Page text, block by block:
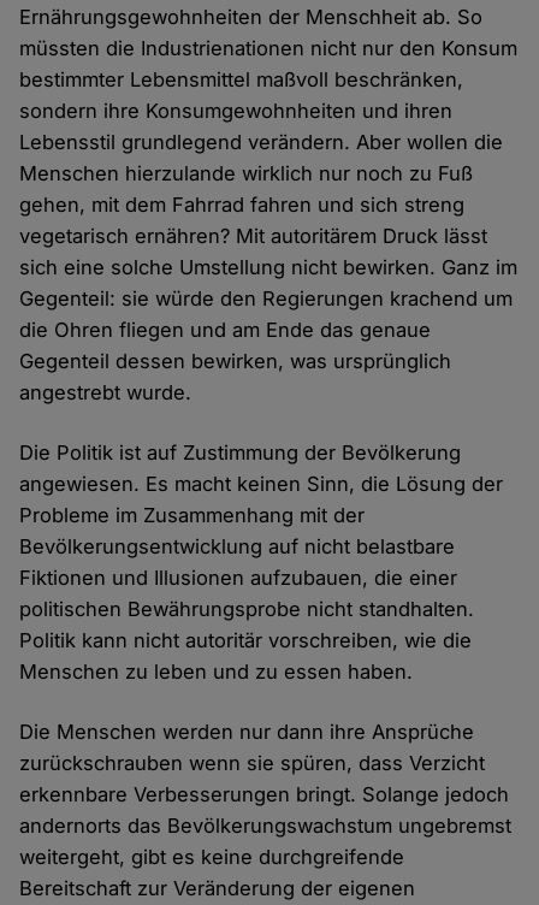
Ernährungsgewohnheiten der Menschheit ab. So
müssten die Industrienationen nicht nur den Konsum
bestimmter Lebensmittel maßvoll beschränken,
sondern ihre Konsumgewohnheiten und ihren
Lebensstil grundlegend verändern. Aber wollen die
Menschen hierzulande wirklich nur noch zu Fuß
gehen, mit dem Fahrrad fahren und sich streng
vegetarisch ernähren? Mit autoritärem Druck lässt
sich eine solche Umstellung nicht bewirken. Ganz im
Gegenteil: sie würde den Regierungen krachend um
die Ohren fliegen und am Ende das genaue
Gegenteil dessen bewirken, was ursprünglich
angestrebt wurde.
Die Politik ist auf Zustimmung der Bevölkerung
angewiesen. Es macht keinen Sinn, die Lösung der
Probleme im Zusammenhang mit der
Bevölkerungsentwicklung auf nicht belastbare
Fiktionen und Illusionen aufzubauen, die einer
politischen Bewährungsprobe nicht standhalten.
Politik kann nicht autoritär vorschreiben, wie die
Menschen zu leben und zu essen haben.
Die Menschen werden nur dann ihre Ansprüche
zurückschrauben wenn sie spüren, dass Verzicht
erkennbare Verbesserungen bringt. Solange jedoch
andernorts das Bevölkerungswachstum ungebremst
weitergeht, gibt es keine durchgreifende
Bereitschaft zur Veränderung der eigenen